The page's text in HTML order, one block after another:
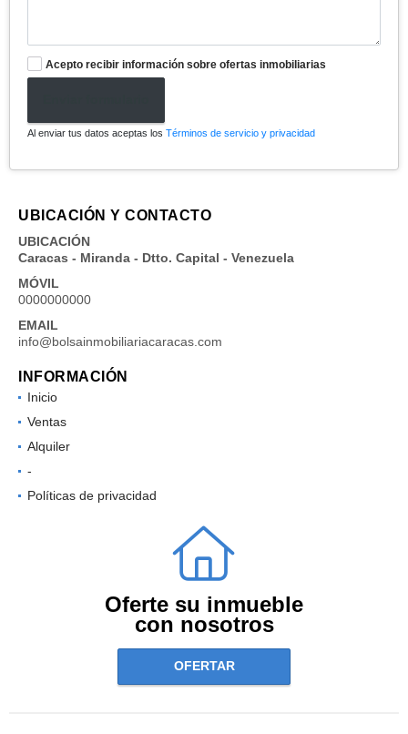
Acepto recibir información sobre ofertas inmobiliarias
Al enviar tus datos aceptas los Términos de servicio y privacidad
UBICACIÓN Y CONTACTO
UBICACIÓN
Caracas - Miranda - Dtto. Capital - Venezuela
MÓVIL
0000000000
EMAIL
info@bolsainmobiliariacaracas.com
INFORMACIÓN
Inicio
Ventas
Alquiler
-
Políticas de privacidad
Oferte su inmueble
con nosotros
OFERTAR